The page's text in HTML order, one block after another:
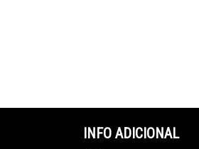
INFO ADICIONAL